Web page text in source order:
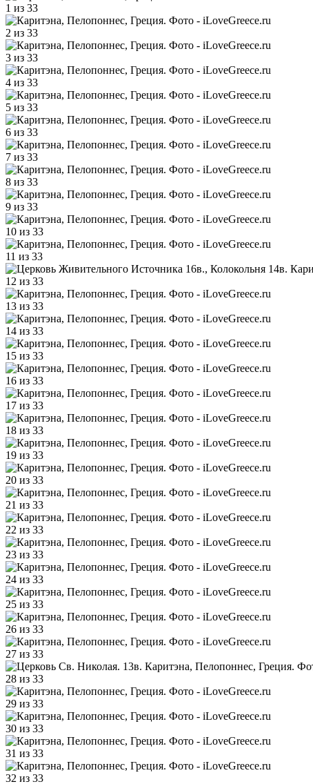
1 из 33
2 из 33
3 из 33
4 из 33
5 из 33
6 из 33
7 из 33
8 из 33
9 из 33
10 из 33
11 из 33
12 из 33
13 из 33
14 из 33
15 из 33
16 из 33
17 из 33
18 из 33
19 из 33
20 из 33
21 из 33
22 из 33
23 из 33
24 из 33
25 из 33
26 из 33
27 из 33
28 из 33
29 из 33
30 из 33
31 из 33
32 из 33